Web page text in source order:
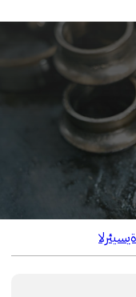
الرئيسية